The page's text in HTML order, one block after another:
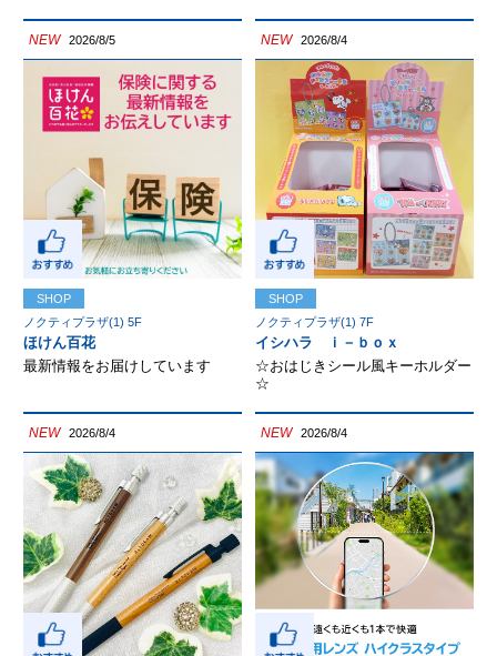
NEW 2026/8/5
SHOP
ノクティプラザ(1) 5F
ほけん百花
最新情報をお届けしています
NEW 2026/8/4
SHOP
ノクティプラザ(1) 7F
イシハラ ｉ－ｂｏｘ
☆おはじきシール風キーホルダー
☆
NEW 2026/8/4 NEW 2026/8/4